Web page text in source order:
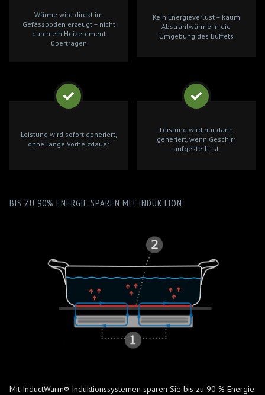
Wärme wird direkt im
Gefässboden erzeugt – nicht
durch ein Heizelement
übertragen
Kein Energieverlust – kaum
Abstrahlwärme in die
Umgebung des Buffets
Leistung wird sofort generiert,
ohne lange Vorheizdauer
Leistung wird nur dann
generiert, wenn Geschirr
aufgestellt ist
BIS ZU 90% ENERGIE SPAREN MIT INDUKTION
Mit InductWarm® Induktionssystemen sparen Sie bis zu 90 % Energie